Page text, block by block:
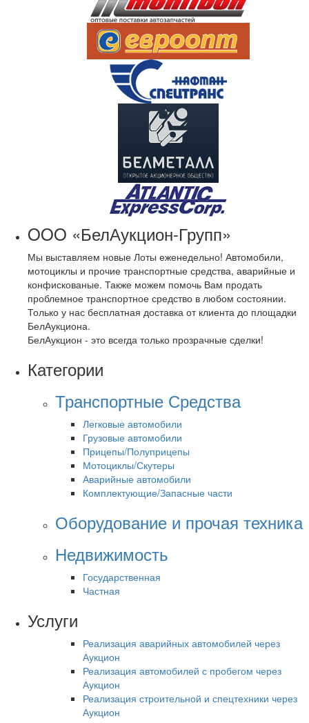
OOO «БелАукцион-Групп»
Мы выставляем новые Лоты еженедельно! Автомобили,
мотоциклы и прочие транспортные средства, аварийные и
конфискованые. Также можем помочь Вам продать
проблемное транспортное средство в любом состоянии.
Только у нас бесплатная доставка от клиента до площадки
БелАукциона.
БелАукцион - это всегда только прозрачные сделки!
Категории
Транспортные Средства
Легковые автомобили
Грузовые автомобили
Прицепы/Полуприцепы
Мотоциклы/Скутеры
Аварийные автомобили
Комплектующие/Запасные части
Оборудование и прочая техника
Недвижимость
Государственная
Частная
Услуги
Реализация аварийных автомобилей через
Аукцион
Реализация автомобилей с пробегом через
Аукцион
Реализация строительной и спецтехники через
Аукцион